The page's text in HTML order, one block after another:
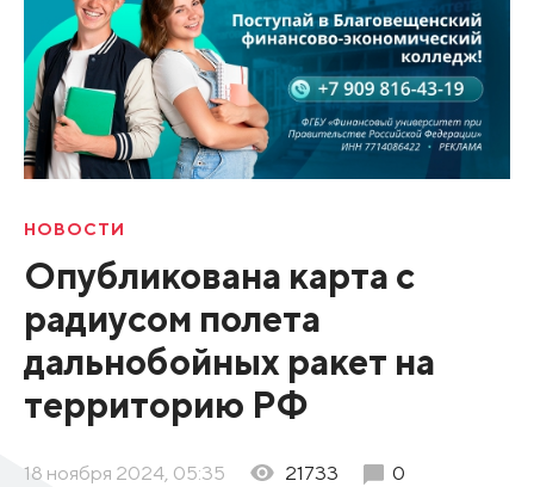
НОВОСТИ
Опубликована карта с
радиусом полета
дальнобойных ракет на
территорию РФ
18 ноября 2024, 05:35 21733 0